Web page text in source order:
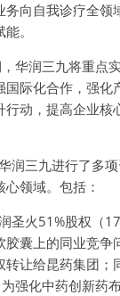
务向自我诊疗全领
。
，华润三九将重点
国际化合作，强化
行动，提高企业核
润三九进行了多
领域。包括：
圣火51%股权（
胶囊上的同业竞争
转让给昆药集团；
强化中药创新药